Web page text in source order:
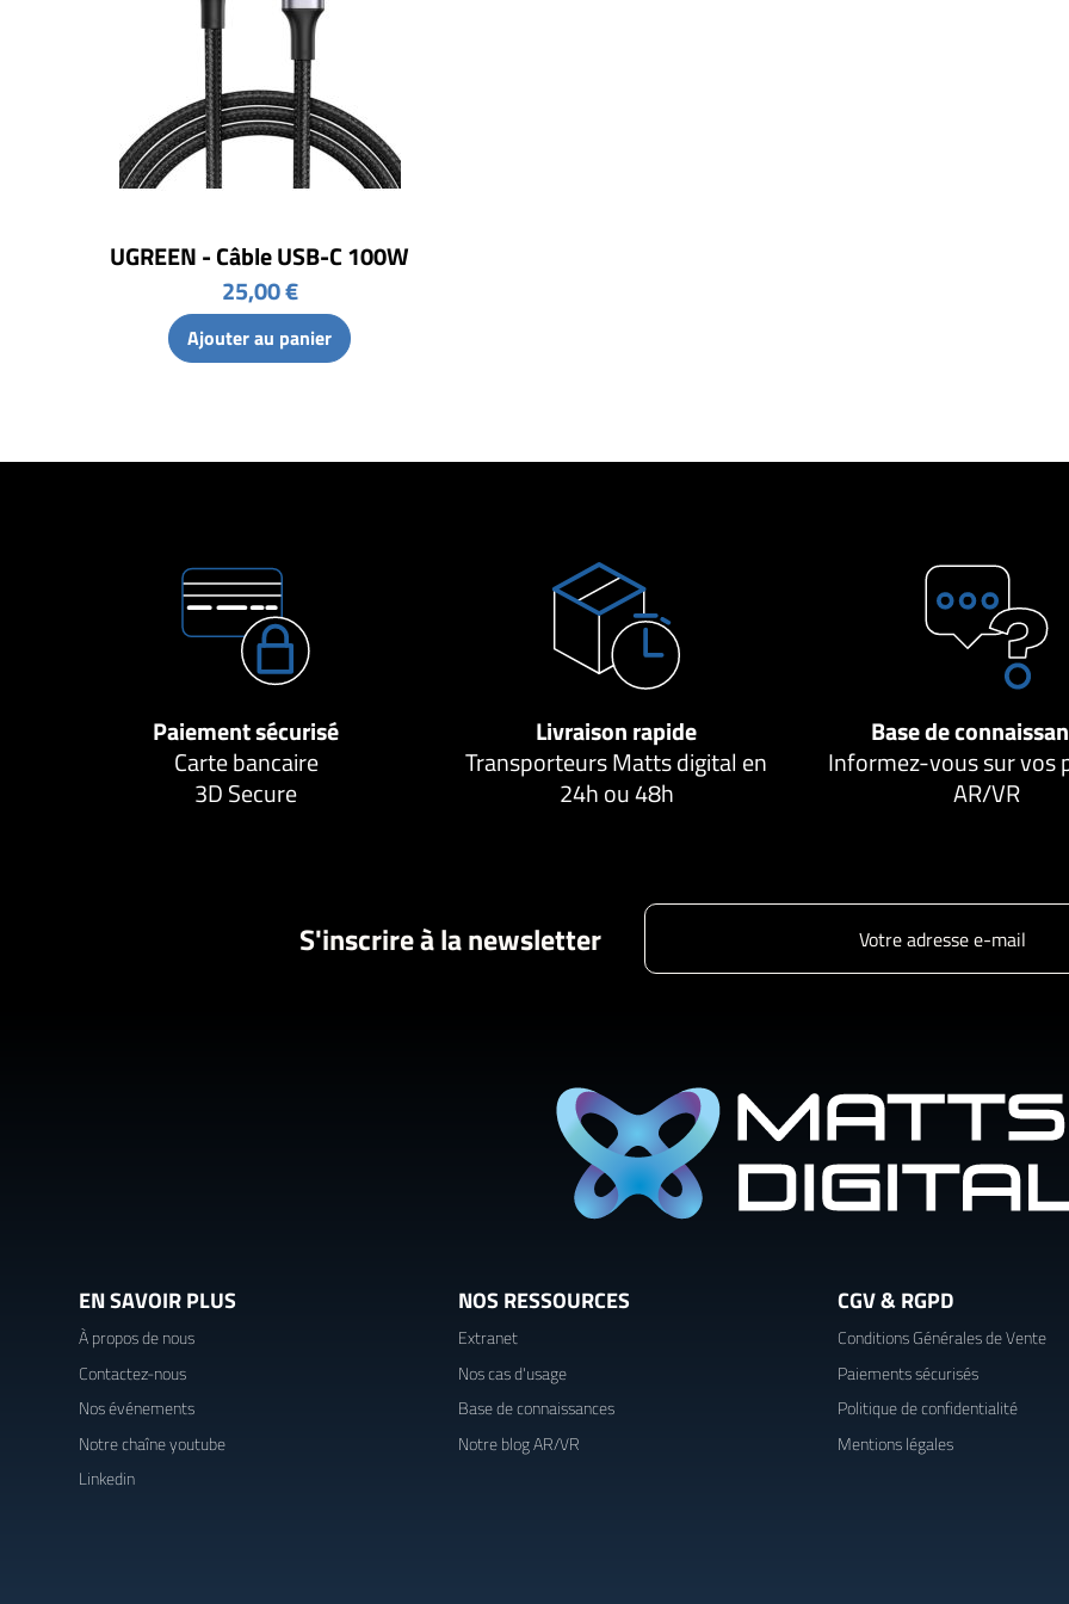
UGREEN - Câble USB-C 100W
25,00 €
Ajouter au panier
Paiement sécurisé
Carte bancaire
3D Secure
Livraison rapide
Transporteurs Matts digital en
24h ou 48h
Base de
Informez-vous sur vos
AR/VR
S'inscrire à la newsletter
EN SAVOIR PLUS
À propos de nous
Contactez-nous
Nos événements
Notre chaîne youtube
Linkedin
NOS RESSOURCES
Extranet
Nos cas d'usage
Base de connaissances
Notre blog AR/VR
CGV & RGPD
Conditions Générales de Vente
Paiements sécurisés
Politique de confidentialité
Mentions légales